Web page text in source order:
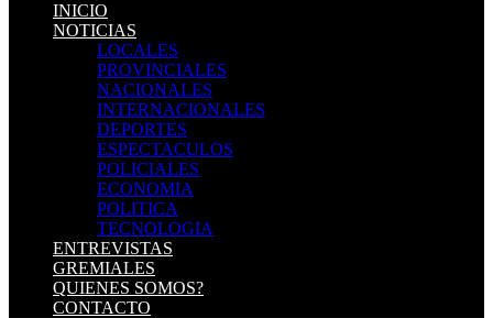
INICIO
NOTICIAS
LOCALES
PROVINCIALES
NACIONALES
INTERNACIONALES
DEPORTES
ESPECTACULOS
POLICIALES
ECONOMIA
POLITICA
TECNOLOGIA
ENTREVISTAS
GREMIALES
QUIENES SOMOS?
CONTACTO